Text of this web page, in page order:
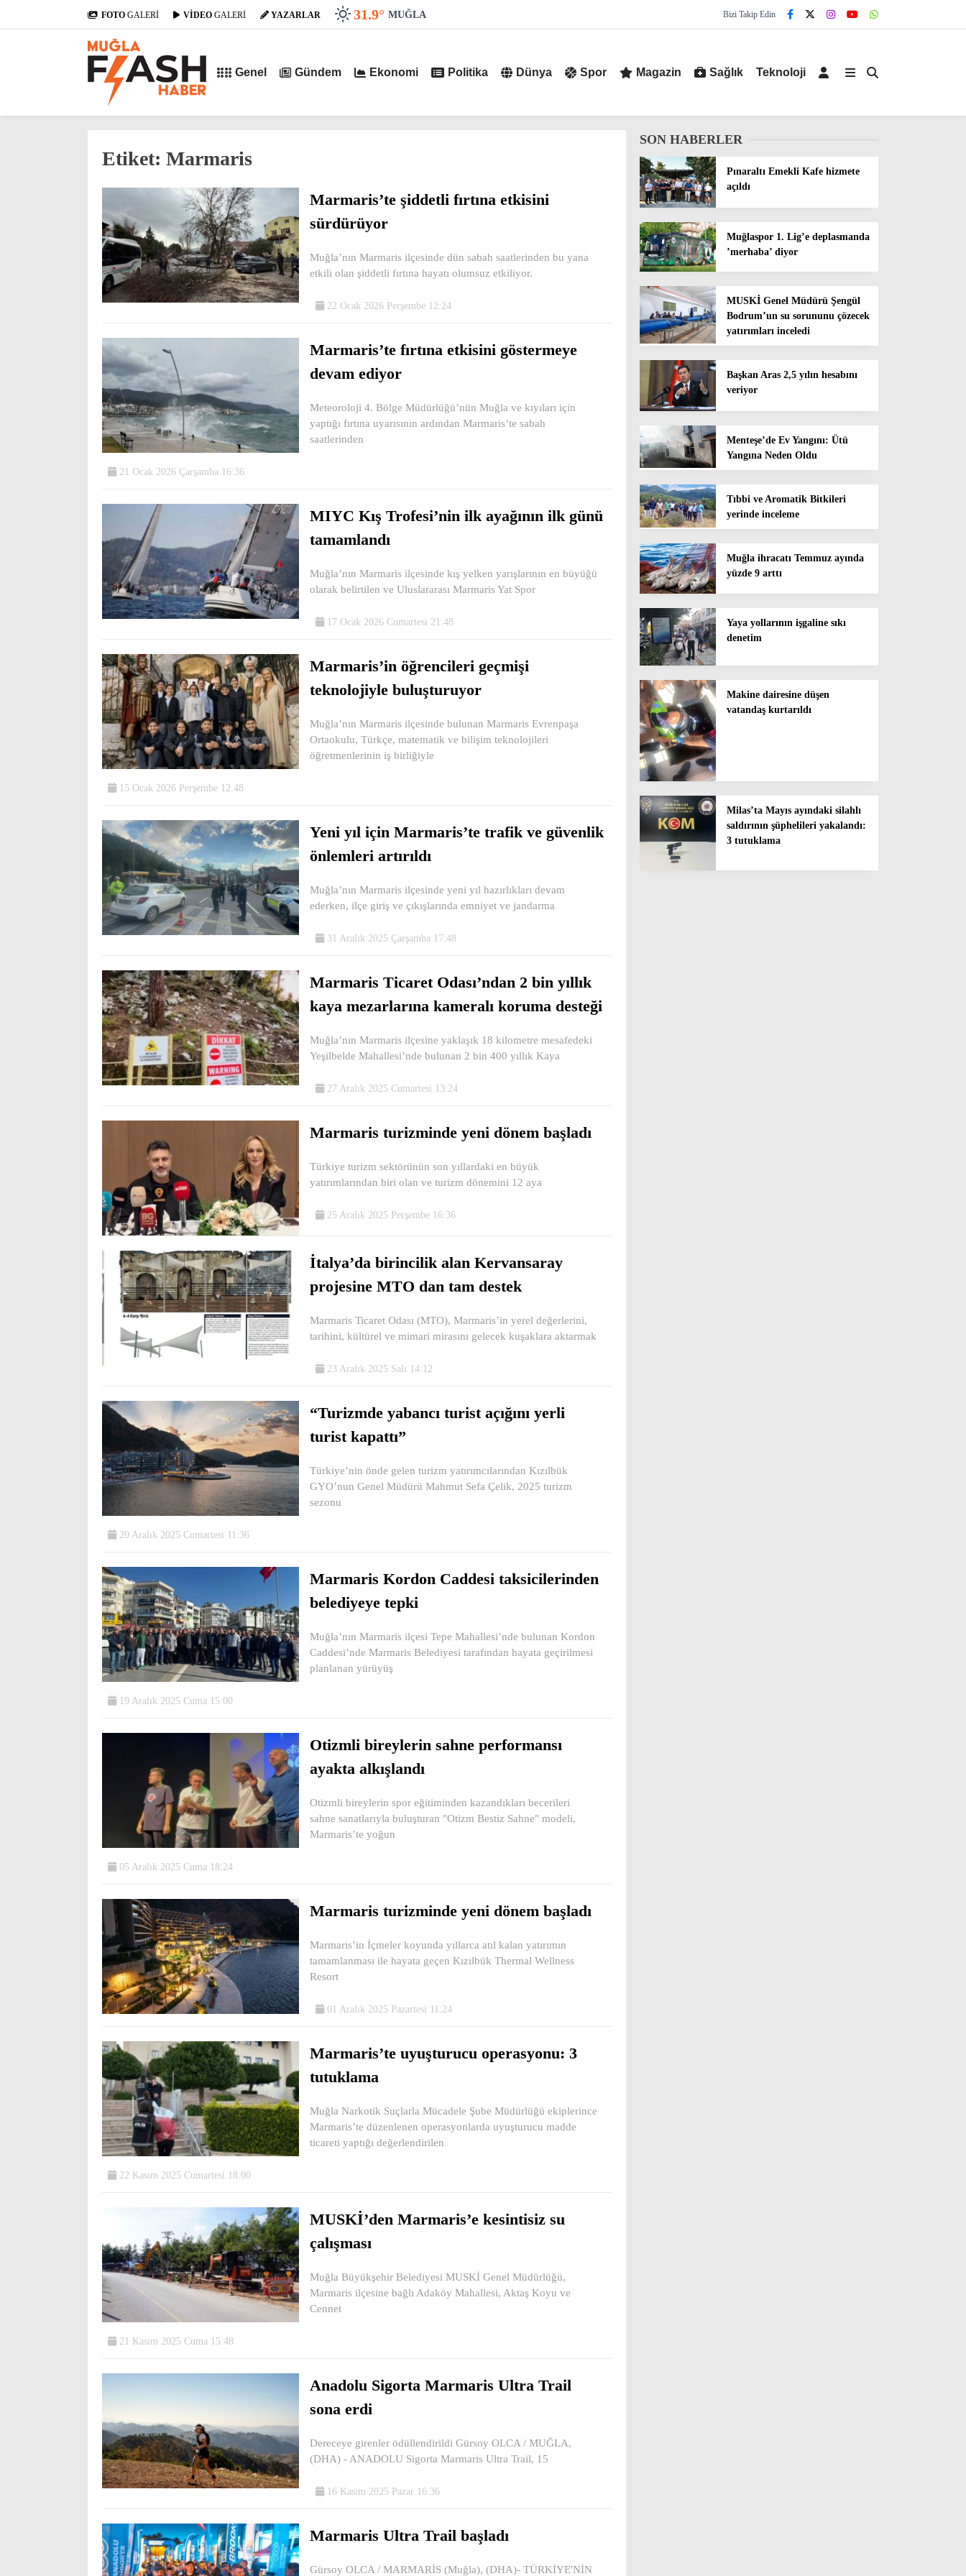
FOTO GALERİ VİDEO GALERİ YAZARLAR 31.9° MUĞLA Bizi Takip Edin
Genel Gündem Ekonomi Politika Dünya Spor Magazin Sağlık Teknoloji
Etiket: Marmaris
Marmaris’te şiddetli fırtına etkisini
sürdürüyor
Muğla’nın Marmaris ilçesinde dün sabah saatlerinden bu yana
etkili olan şiddetli fırtına hayatı olumsuz etkiliyor.
22 Ocak 2026 Perşembe 12:24
Marmaris’te fırtına etkisini göstermeye
devam ediyor
Meteoroloji 4. Bölge Müdürlüğü’nün Muğla ve kıyıları için
yaptığı fırtına uyarısının ardından Marmaris’te sabah
saatlerinden
21 Ocak 2026 Çarşamba 16:36
MIYC Kış Trofesi’nin ilk ayağının ilk günü
tamamlandı
Muğla’nın Marmaris ilçesinde kış yelken yarışlarının en büyüğü
olarak belirtilen ve Uluslararası Marmaris Yat Spor
17 Ocak 2026 Cumartesi 21:48
Marmaris’in öğrencileri geçmişi
teknolojiyle buluşturuyor
Muğla’nın Marmaris ilçesinde bulunan Marmaris Evrenpaşa
Ortaokulu, Türkçe, matematik ve bilişim teknolojileri
öğretmenlerinin iş birliğiyle
15 Ocak 2026 Perşembe 12:48
Yeni yıl için Marmaris’te trafik ve güvenlik
önlemleri artırıldı
Muğla’nın Marmaris ilçesinde yeni yıl hazırlıkları devam
ederken, ilçe giriş ve çıkışlarında emniyet ve jandarma
31 Aralık 2025 Çarşamba 17:48
Marmaris Ticaret Odası’ndan 2 bin yıllık
kaya mezarlarına kameralı koruma desteği
Muğla’nın Marmaris ilçesine yaklaşık 18 kilometre mesafedeki
Yeşilbelde Mahallesi’nde bulunan 2 bin 400 yıllık Kaya
27 Aralık 2025 Cumartesi 13:24
Marmaris turizminde yeni dönem başladı
Türkiye turizm sektörünün son yıllardaki en büyük
yatırımlarından biri olan ve turizm dönemini 12 aya
25 Aralık 2025 Perşembe 16:36
İtalya’da birincilik alan Kervansaray
projesine MTO dan tam destek
Marmaris Ticaret Odası (MTO), Marmaris’in yerel değerlerini,
tarihini, kültürel ve mimari mirasını gelecek kuşaklara aktarmak
23 Aralık 2025 Salı 14:12
“Turizmde yabancı turist açığını yerli
turist kapattı”
Türkiye’nin önde gelen turizm yatırımcılarından Kızılbük
GYO’nun Genel Müdürü Mahmut Sefa Çelik, 2025 turizm
sezonu
20 Aralık 2025 Cumartesi 11:36
Marmaris Kordon Caddesi taksicilerinden
belediyeye tepki
Muğla’nın Marmaris ilçesi Tepe Mahallesi’nde bulunan Kordon
Caddesi’nde Marmaris Belediyesi tarafından hayata geçirilmesi
planlanan yürüyüş
19 Aralık 2025 Cuma 15:00
Otizmli bireylerin sahne performansı
ayakta alkışlandı
Otizmli bireylerin spor eğitiminden kazandıkları becerileri
sahne sanatlarıyla buluşturan "Otizm Bestiz Sahne" modeli,
Marmaris’te yoğun
05 Aralık 2025 Cuma 18:24
Marmaris turizminde yeni dönem başladı
Marmaris’in İçmeler koyunda yıllarca atıl kalan yatırımın
tamamlanması ile hayata geçen Kızılbük Thermal Wellness
Resort
01 Aralık 2025 Pazartesi 11:24
Marmaris’te uyuşturucu operasyonu: 3
tutuklama
Muğla Narkotik Suçlarla Mücadele Şube Müdürlüğü ekiplerince
Marmaris’te düzenlenen operasyonlarda uyuşturucu madde
ticareti yaptığı değerlendirilen
22 Kasım 2025 Cumartesi 18:00
MUSKİ’den Marmaris’e kesintisiz su
çalışması
Muğla Büyükşehir Belediyesi MUSKİ Genel Müdürlüğü,
Marmaris ilçesine bağlı Adaköy Mahallesi, Aktaş Koyu ve
Cennet
21 Kasım 2025 Cuma 15:48
Anadolu Sigorta Marmaris Ultra Trail
sona erdi
Dereceye girenler ödüllendirildi Gürsoy OLCA / MUĞLA,
(DHA) - ANADOLU Sigorta Marmaris Ultra Trail, 15
16 Kasım 2025 Pazar 16:36
Marmaris Ultra Trail başladı
Gürsoy OLCA / MARMARİS (Muğla), (DHA)- TÜRKİYE'NİN
SON HABERLER
Pınaraltı Emekli Kafe hizmete
açıldı
Muğlaspor 1. Lig’e deplasmanda
’merhaba’ diyor
MUSKİ Genel Müdürü Şengül
Bodrum’un su sorununu çözecek
yatırımları inceledi
Başkan Aras 2,5 yılın hesabını
veriyor
Menteşe’de Ev Yangını: Ütü
Yangına Neden Oldu
Tıbbi ve Aromatik Bitkileri
yerinde inceleme
Muğla ihracatı Temmuz ayında
yüzde 9 arttı
Yaya yollarının işgaline sıkı
denetim
Makine dairesine düşen
vatandaş kurtarıldı
Milas’ta Mayıs ayındaki silahlı
saldırının şüphelileri yakalandı:
3 tutuklama